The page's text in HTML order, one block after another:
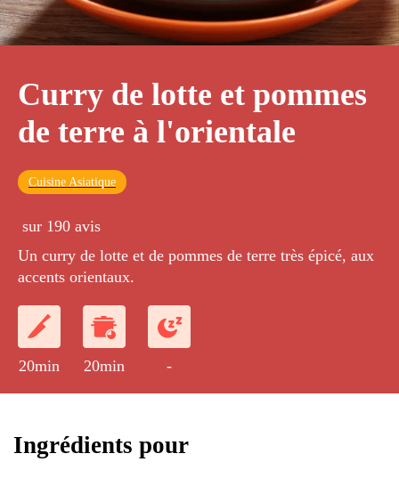
Curry de lotte et pommes
de terre à l'orientale
Cuisine Asiatique
sur 190 avis
Un curry de lotte et de pommes de terre très épicé, aux
accents orientaux.
20min 20min -
Ingrédients pour